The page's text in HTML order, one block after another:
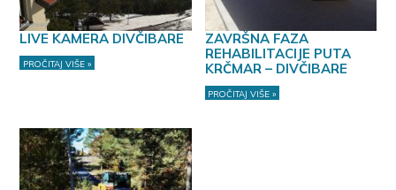
LIVE KAMERA DIVČIBARE
PROČITAJ VIŠE »
ZAVRŠNA FAZA
REHABILITACIJE PUTA
KRČMAR – DIVČIBARE
PROČITAJ VIŠE »